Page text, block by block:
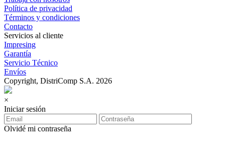
Política de privacidad
Términos y condiciones
Contacto
Servicios al cliente
Impresing
Garantía
Servicio Técnico
Envíos
Copyright, DistriComp S.A. 2026
×
Iniciar sesión
Olvidé mi contraseña